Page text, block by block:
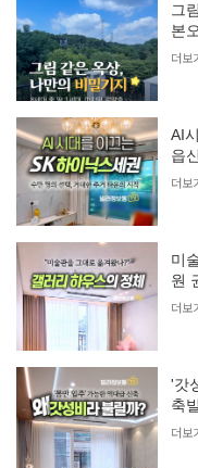
그
본
더보
AI
읍
더보
미
원
더보
'갓
축
더보